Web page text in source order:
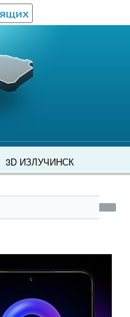
3D ИЗЛУЧИНСК